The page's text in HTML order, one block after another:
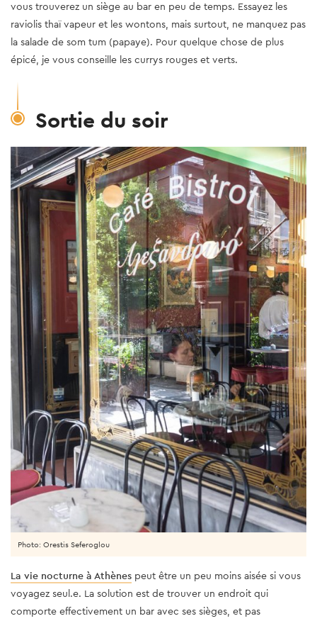
vous trouverez un siège au bar en peu de temps. Essayez les
raviolis thaï vapeur et les wontons, mais surtout, ne manquez pas
la salade de som tum (papaye). Pour quelque chose de plus
épicé, je vous conseille les currys rouges et verts.
Sortie du soir
La vie nocturne à Athènes peut être un peu moins aisée si vous
voyagez seul.e. La solution est de trouver un endroit qui
comporte effectivement un bar avec ses sièges, et pas
Photo: Orestis Seferoglou